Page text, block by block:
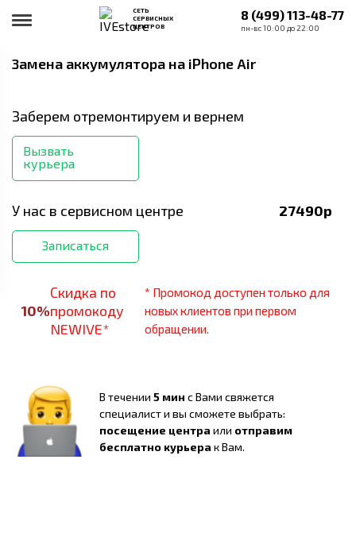
СЕТЬ
СЕРВИСНЫХ
ЦЕНТРОВ
8 (499) 113-48-77
пн-вс 10:00 до 22:00
Замена аккумулятора на iPhone Air
Заберем отремонтируем и вернем
Вызвать
курьера
У нас в сервисном центре 27490р
Записаться
10%
Скидка по
промокоду
NEWIVE*
* Промокод доступен только для
новых клиентов при первом
обращении.
В течении 5 мин с Вами свяжется
специалист и вы сможете выбрать:
посещение центра или отправим
бесплатно курьера к Вам.